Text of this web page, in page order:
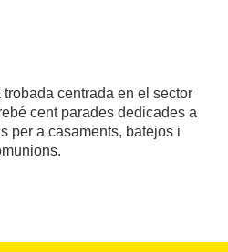
centrada en el sector
cent parades dedicades a
per a casaments, batejos i